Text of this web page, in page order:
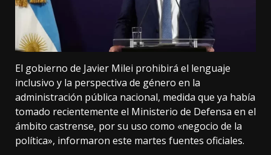
El gobierno de Javier Milei prohibirá el lenguaje
inclusivo y la perspectiva de género en la
administración pública nacional, medida que ya había
tomado recientemente el Ministerio de Defensa en el
ámbito castrense, por su uso como «negocio de la
política», informaron este martes fuentes oficiales.